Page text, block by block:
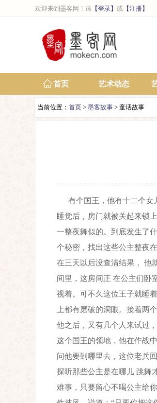
欢迎来到墨客网！请 【登录】 或 【注册】
首页 艺术动态
当前位置： 首页 > 墨客故事 > 童话故事
有个国王，他有十二个女
睡觉后，房门就被关起来锁
一整夜舞似的。到底发生了
个秘密，找出这些公主整夜
在三天以后没查清结果， 他
间里，这房间正 在公主们卧
视着。可不久这位王子就睡
上都有磨破的洞眼。接着两
他之后，又有几个人来试过
这个国王的领地，他在作战
问他要到哪里去，这位老兵
探听那些公主是在哪儿 跳舞
难事，只要留心不喝公主给